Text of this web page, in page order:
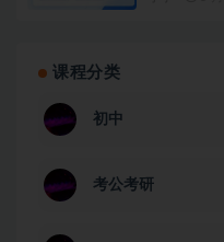
课程分类
初中
考公考研